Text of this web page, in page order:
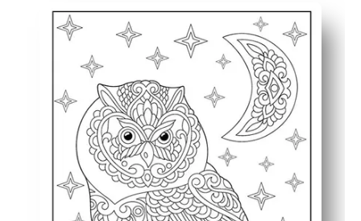
Keine Vorbereitung — drucken Sie einfach aus und
Die detaillierte Linienführung fördert den Fokus und
Vom Klassenzimmer zur Couch — ideal für
Drucken Sie erneut, wenn Sie eine neue Seite